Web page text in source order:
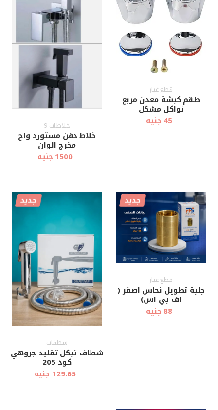
قطع غيار
طقم كبشة معدن مربع
نواكل مشكل
45 جنيه
أضف إلى
العربة عرض سريع
خلاطات 9
خلاط دفن مستورد واح
مخرج الوان
1500 جنيه
عرض سريع
جديد
قطع غيار
جلبة تطويل نحاس اصفر (
اف بي اس)
88 جنيه
جديد
شطفات
شطاف نيكل تقليد جروهي
كود 205
129.65 جنيه